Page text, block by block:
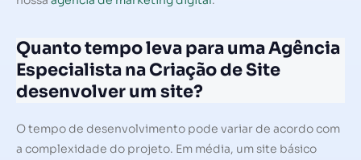
Quanto tempo leva para uma Agência
Especialista na Criação de Site
desenvolver um site?
O tempo de desenvolvimento pode variar de acordo com
a complexidade do projeto. Em média, um site básico